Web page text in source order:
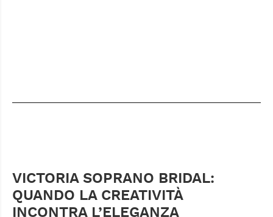
VICTORIA SOPRANO BRIDAL:
QUANDO LA CREATIVITÀ
INCONTRA L’ELEGANZA